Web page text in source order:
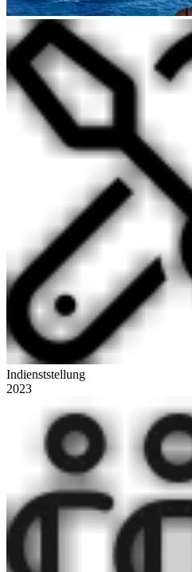
Indienststellung
2023